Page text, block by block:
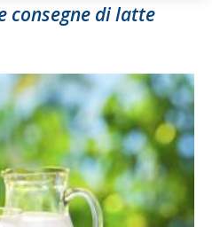
consegne di latte